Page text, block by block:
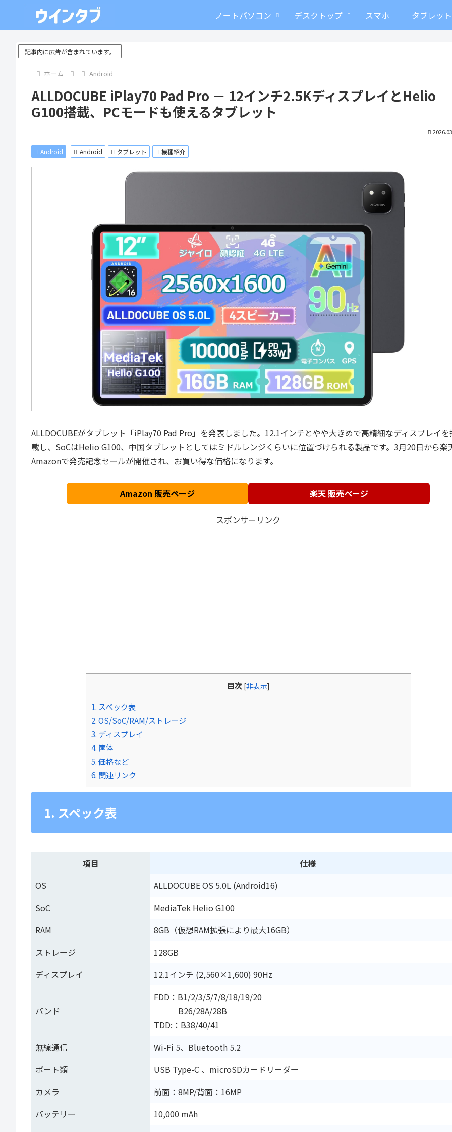
ノートパソコン デスクトップ スマホ タブレット
記事内に広告が含まれています。
ホーム Android
ALLDOCUBE iPlay70 Pad Pro － 12インチ2.5KディスプレイとHelio
G100搭載、PCモードも使えるタブレット
Android Android タブレット 機種紹介
ALLDOCUBEがタブレット「iPlay70 Pad Pro」を発表しました。12.1インチとやや大きめで高精細なディスプレイを
載し、SoCはHelio G100、中国タブレットとしてはミドルレンジくらいに位置づけられる製品です。3月20日から楽
Amazonで発売記念セールが開催され、お買い得な価格になります。
Amazon 販売ページ 楽天 販売ページ
スポンサーリンク
目次 [非表示]
1. スペック表
2. OS/SoC/RAM/ストレージ
3. ディスプレイ
4. 筐体
5. 価格など
6. 関連リンク
1. スペック表
項目
仕様
OS
ALLDOCUBE OS 5.0L (Android16)
SoC
MediaTek Helio G100
RAM
8GB（仮想RAM拡張により最大16GB）
ストレージ
128GB
ディスプレイ
12.1インチ (2,560×1,600) 90Hz
バンド
FDD：B1/2/3/5/7/8/18/19/20
B26/28A/28B
TDD:：B38/40/41
無線通信
Wi-Fi 5、Bluetooth 5.2
ポート類
USB Type-C 、microSDカードリーダー
カメラ
前面：8MP/背面：16MP
バッテリー
10,000 mAh